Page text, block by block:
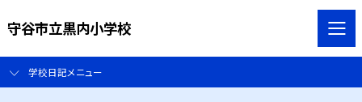
守谷市立黒内小学校
学校日記メニュー